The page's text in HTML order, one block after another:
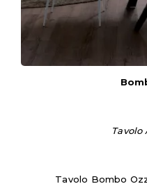
Tavolo Bombo